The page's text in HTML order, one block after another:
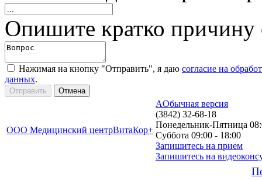
Опишите кратко
Нажимая на кнопку "Отправить", я даю согласие на
данных.
ООО Медицинский центрВитаКор+
AОбычная версия
(3842) 32-68-18
Понедельник-Пятница
Суббота 09:00 - 18:00
Запишитесь на прием
Запишитесь на